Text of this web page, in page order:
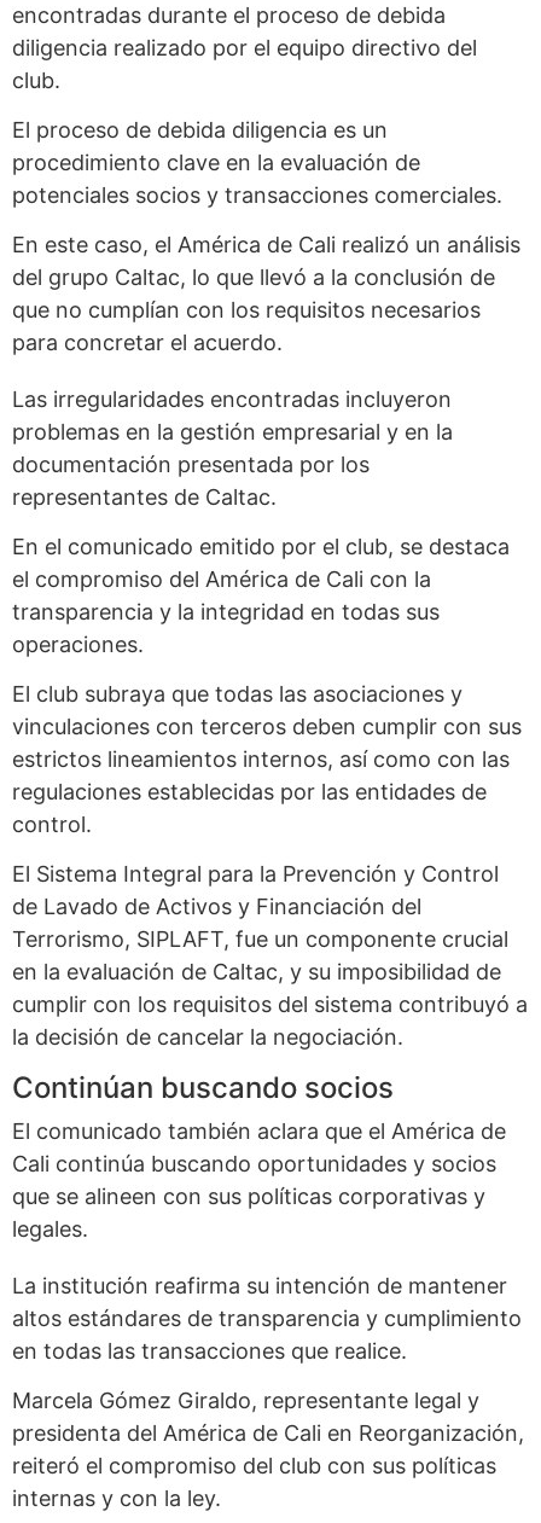
encontradas durante el proceso de debida
diligencia realizado por el equipo directivo del
club.
El proceso de debida diligencia es un
procedimiento clave en la evaluación de
potenciales socios y transacciones comerciales.
En este caso, el América de Cali realizó un análisis
del grupo Caltac, lo que llevó a la conclusión de
que no cumplían con los requisitos necesarios
para concretar el acuerdo.
Las irregularidades encontradas incluyeron
problemas en la gestión empresarial y en la
documentación presentada por los
representantes de Caltac.
En el comunicado emitido por el club, se destaca
el compromiso del América de Cali con la
transparencia y la integridad en todas sus
operaciones.
El club subraya que todas las asociaciones y
vinculaciones con terceros deben cumplir con sus
estrictos lineamientos internos, así como con las
regulaciones establecidas por las entidades de
control.
El Sistema Integral para la Prevención y Control
de Lavado de Activos y Financiación del
Terrorismo, SIPLAFT, fue un componente crucial
en la evaluación de Caltac, y su imposibilidad de
cumplir con los requisitos del sistema contribuyó a
la decisión de cancelar la negociación.
Continúan buscando socios
El comunicado también aclara que el América de
Cali continúa buscando oportunidades y socios
que se alineen con sus políticas corporativas y
legales.
La institución reafirma su intención de mantener
altos estándares de transparencia y cumplimiento
en todas las transacciones que realice.
Marcela Gómez Giraldo, representante legal y
presidenta del América de Cali en Reorganización,
reiteró el compromiso del club con sus políticas
internas y con la ley.